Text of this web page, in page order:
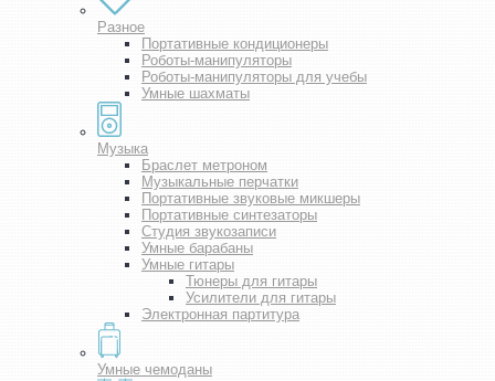
Разное
Портативные кондиционеры
Роботы-манипуляторы
Роботы-манипуляторы для учебы
Умные шахматы
Музыка
Браслет метроном
Музыкальные перчатки
Портативные звуковые микшеры
Портативные синтезаторы
Студия звукозаписи
Умные барабаны
Умные гитары
Тюнеры для гитары
Усилители для гитары
Электронная партитура
Умные чемоданы